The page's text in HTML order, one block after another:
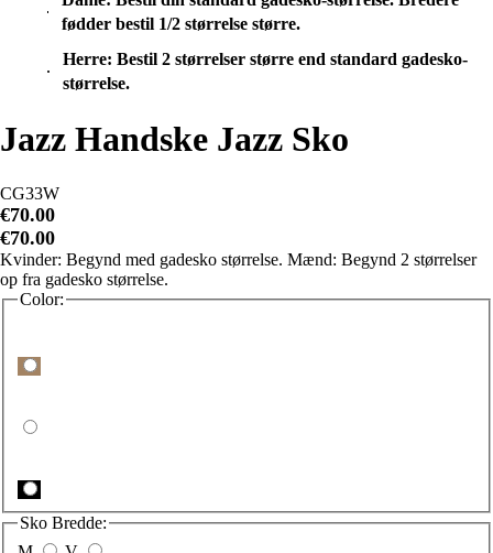
fødder bestil 1/2 størrelse større.
Herre: Bestil 2 størrelser større end standard gadesko-
størrelse.
Jazz Handske Jazz Sko
CG33W
€70.00
€70.00
Kvinder: Begynd med gadesko størrelse. Mænd: Begynd 2 størrelser
op fra gadesko størrelse.
Color:
Sko Bredde: